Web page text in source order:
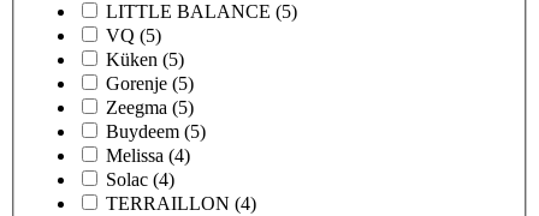
LITTLE BALANCE (5)
VQ (5)
Küken (5)
Gorenje (5)
Zeegma (5)
Buydeem (5)
Melissa (4)
Solac (4)
TERRAILLON (4)